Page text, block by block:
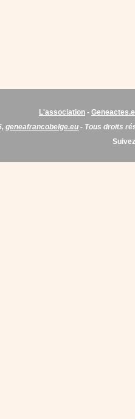
L'association -
geneafrancobelge.eu - Tous droits